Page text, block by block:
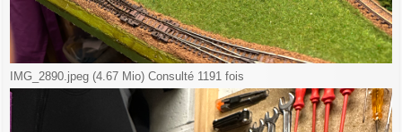
IMG_2890.jpeg (4.67 Mio) Consulté 1191 fois